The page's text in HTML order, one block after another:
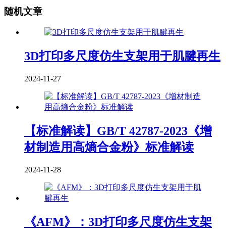
随机文章
3D打印多尺度仿生支架用于肌腱再生
2024-11-27
【标准解读】GB/T 42787-2023《增
材制造用高熵合金粉》标准解读
2024-11-28
《AFM》：3D打印多尺度仿生支架